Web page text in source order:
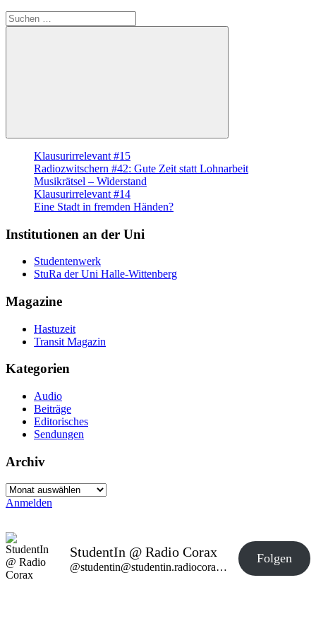
Suche
nach:
Suchen
Klausurirrelevant #15
Radiozwitschern #42: Gute Zeit statt Lohnarbeit
Musikrätsel – Widerstand
Klausurirrelevant #14
Eine Stadt in fremden Händen?
Institutionen an der Uni
Studentenwerk
StuRa der Uni Halle-Wittenberg
Magazine
Hastuzeit
Transit Magazin
Kategorien
Audio
Beiträge
Editorisches
Sendungen
Archiv
Archiv
Anmelden
StudentIn @ Radio Corax
@studentin@studentin.radiocorax.de
Folgen